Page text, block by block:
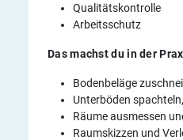
Qualitätskontrolle
Arbeitsschutz
Das machst du in der
Bodenbeläge
Unterböden
Räume ausmessen
Raumskizzen und